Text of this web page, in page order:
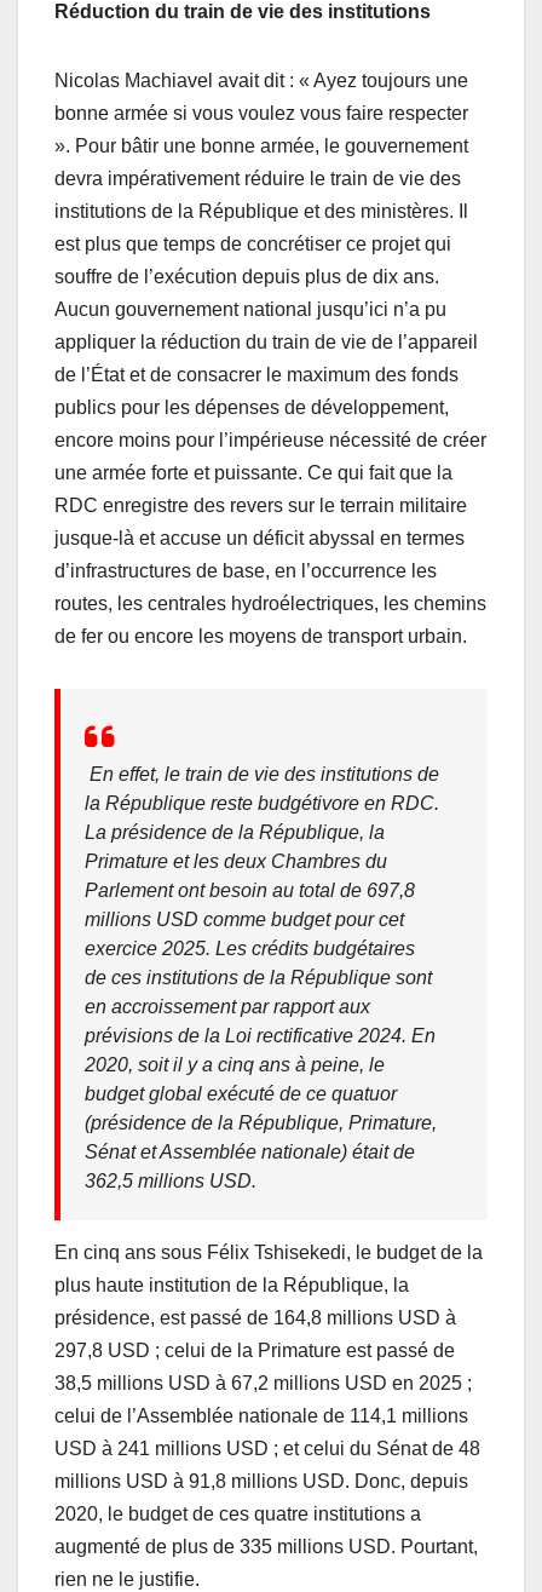
Réduction du train de vie des institutions
Nicolas Machiavel avait dit : « Ayez toujours une
bonne armée si vous voulez vous faire respecter
». Pour bâtir une bonne armée, le gouvernement
devra impérativement réduire le train de vie des
institutions de la République et des ministères. Il
est plus que temps de concrétiser ce projet qui
souffre de l’exécution depuis plus de dix ans.
Aucun gouvernement national jusqu’ici n’a pu
appliquer la réduction du train de vie de l’appareil
de l’État et de consacrer le maximum des fonds
publics pour les dépenses de développement,
encore moins pour l’impérieuse nécessité de créer
une armée forte et puissante. Ce qui fait que la
RDC enregistre des revers sur le terrain militaire
jusque-là et accuse un déficit abyssal en termes
d’infrastructures de base, en l’occurrence les
routes, les centrales hydroélectriques, les chemins
de fer ou encore les moyens de transport urbain.
En effet, le train de vie des institutions de
la République reste budgétivore en RDC.
La présidence de la République, la
Primature et les deux Chambres du
Parlement ont besoin au total de 697,8
millions USD comme budget pour cet
exercice 2025. Les crédits budgétaires
de ces institutions de la République sont
en accroissement par rapport aux
prévisions de la Loi rectificative 2024. En
2020, soit il y a cinq ans à peine, le
budget global exécuté de ce quatuor
(présidence de la République, Primature,
Sénat et Assemblée nationale) était de
362,5 millions USD.
En cinq ans sous Félix Tshisekedi, le budget de la
plus haute institution de la République, la
présidence, est passé de 164,8 millions USD à
297,8 USD ; celui de la Primature est passé de
38,5 millions USD à 67,2 millions USD en 2025 ;
celui de l’Assemblée nationale de 114,1 millions
USD à 241 millions USD ; et celui du Sénat de 48
millions USD à 91,8 millions USD. Donc, depuis
2020, le budget de ces quatre institutions a
augmenté de plus de 335 millions USD. Pourtant,
rien ne le justifie.